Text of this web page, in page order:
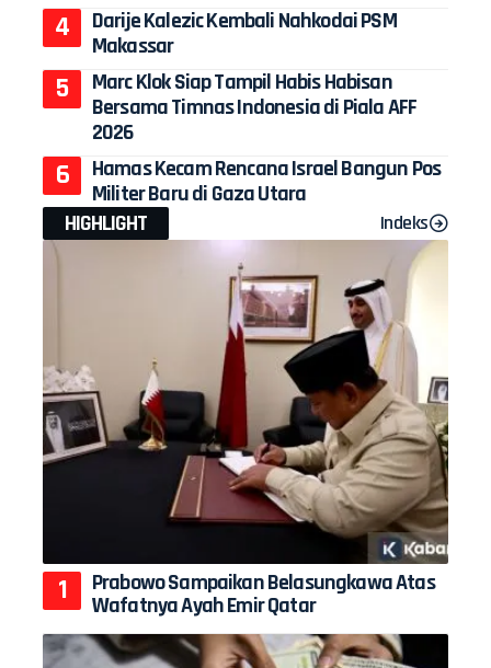
Darije Kalezic Kembali Nahkodai PSM
Makassar
Marc Klok Siap Tampil Habis Habisan
Bersama Timnas Indonesia di Piala AFF
2026
Hamas Kecam Rencana Israel Bangun Pos
Militer Baru di Gaza Utara
HIGHLIGHT
Indeks
Prabowo Sampaikan Belasungkawa Atas
Wafatnya Ayah Emir Qatar